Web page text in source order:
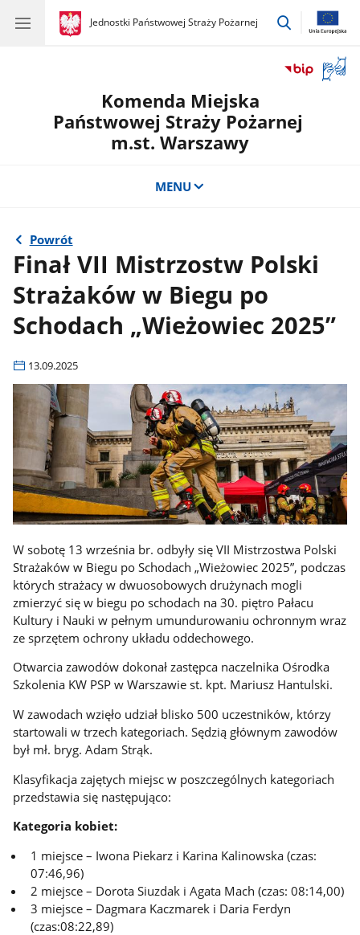
gov.pl
Jednostki Państwowej Straży Pożarnej
gov.pl
Jednostki
przejdź
okno
Komenda Miejska
Państwowej Straży Pożarnej
m.st. Warszawy
MENU
Powrót
Finał VII Mistrzostw Polski
Strażaków w Biegu po
Schodach „Wieżowiec 2025”
13.09.2025
W sobotę 13 września br. odbyły się VII Mistrzostwa Polski
Strażaków w Biegu po Schodach „Wieżowiec 2025”, podczas
których strażacy w dwuosobowych drużynach mogli
zmierzyć się w biegu po schodach na 30. piętro Pałacu
Kultury i Nauki w pełnym umundurowaniu ochronnym wraz
ze sprzętem ochrony układu oddechowego.
Otwarcia zawodów dokonał zastępca naczelnika Ośrodka
Szkolenia KW PSP w Warszawie st. kpt. Mariusz Hantulski.
W zawodach wzięło udział blisko 500 uczestników, którzy
startowali w trzech kategoriach. Sędzią głównym zawodów
był mł. bryg. Adam Strąk.
Klasyfikacja zajętych miejsc w poszczególnych kategoriach
przedstawia się następująco:
Kategoria kobiet:
1 miejsce – Iwona Piekarz i Karina Kalinowska (czas:
07:46,96)
2 miejsce – Dorota Siuzdak i Agata Mach (czas: 08:14,00)
3 miejsce – Dagmara Kaczmarek i Daria Ferdyn
(czas:08:22,89)